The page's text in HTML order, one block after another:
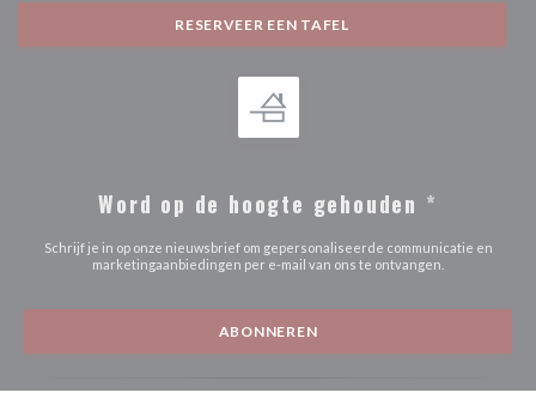
RESERVEER EEN TAFEL
Word op de hoogte gehouden *
Schrijf je in op onze nieuwsbrief om gepersonaliseerde communicatie en
marketingaanbiedingen per e-mail van ons te ontvangen.
ABONNEREN